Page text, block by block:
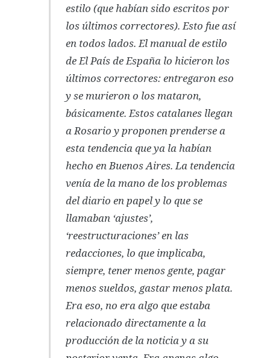
estilo (que habían sido escritos por
los últimos correctores). Esto fue así
en todos lados. El manual de estilo
de El País de España lo hicieron los
últimos correctores: entregaron eso
y se murieron o los mataron,
básicamente. Estos catalanes llegan
a Rosario y proponen prenderse a
esta tendencia que ya la habían
hecho en Buenos Aires. La tendencia
venía de la mano de los problemas
del diario en papel y lo que se
llamaban ‘ajustes’,
‘reestructuraciones’ en las
redacciones, lo que implicaba,
siempre, tener menos gente, pagar
menos sueldos, gastar menos plata.
Era eso, no era algo que estaba
relacionado directamente a la
producción de la noticia y a su